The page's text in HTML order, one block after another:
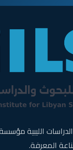
الليبية
المعرفة.